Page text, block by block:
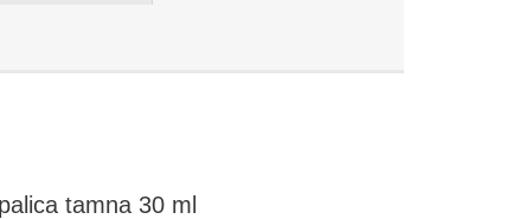
tamna 30 ml